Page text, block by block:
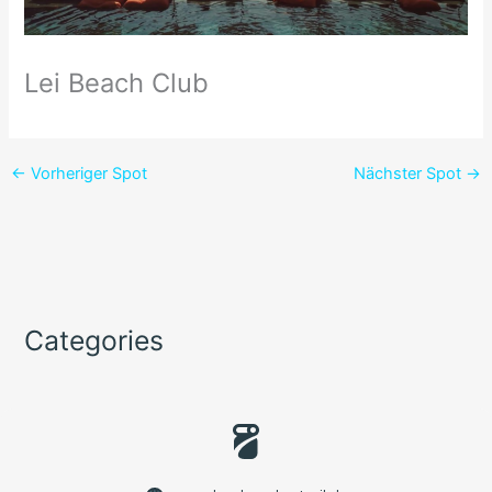
Lei Beach Club
← Vorheriger Spot Nächster Spot →
Categories